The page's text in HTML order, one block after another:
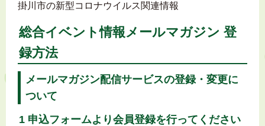
掛川市の新型コロナウイルス関連情報
総合イベント情報メールマガジン 登
録方法
メールマガジン配信サービスの登録・変更に
ついて
1 申込フォームより会員登録を行ってください